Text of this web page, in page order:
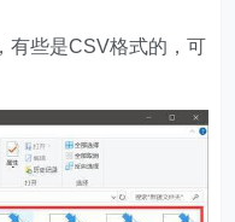
有些是CSV格式的，可